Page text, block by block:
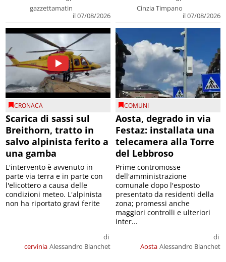
gazzettamatin
il 07/08/2026
Cinzia Timpano
il 07/08/2026
CRONACA
Scarica di sassi sul
Breithorn, tratto in
salvo alpinista ferito a
una gamba
cervinia
di
Alessandro Bianchet
L'intervento è avvenuto in
parte via terra e in parte con
l'elicottero a causa delle
condizioni meteo. L'alpinista
non ha riportato gravi ferite
COMUNI
Aosta, degrado in via
Festaz: installata una
telecamera alla Torre
del Lebbroso
Aosta
di
Alessandro Bianchet
Prime contromosse
dell'amministrazione
comunale dopo l'esposto
presentato da residenti della
zona; promessi anche
maggiori controlli e ulteriori
inter...